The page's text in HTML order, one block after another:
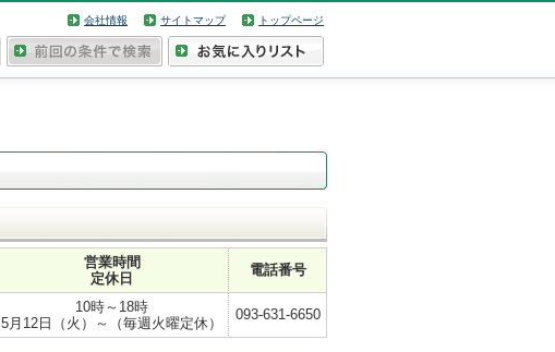
会社情報 サイトマップ トップページ
営業時間
定休日
電話番号
10時～18時
5月12日（火）～（毎週火曜定休）
093-631-6650